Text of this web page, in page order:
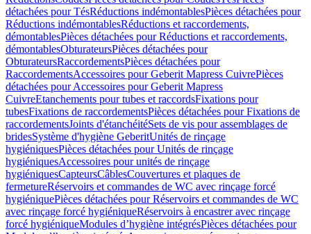
détachées pour TésRéductions indémontablesPièces détachées pour
Réductions indémontablesRéductions et raccordements,
démontablesPièces détachées pour Réductions et raccordements,
démontablesObturateursPièces détachées pour
ObturateursRaccordementsPièces détachées pour
RaccordementsAccessoires pour Geberit Mapress CuivrePièces
détachées pour Accessoires pour Geberit Mapress
CuivreEtanchements pour tubes et raccordsFixations pour
tubesFixations de raccordementsPièces détachées pour Fixations de
raccordementsJoints d'étanchéitéSets de vis pour assemblages de
bridesSystème d'hygiène GeberitUnités de rinçage
hygiéniquesPièces détachées pour Unités de rinçage
hygiéniquesAccessoires pour unités de rinçage
hygiéniquesCapteursCâblesCouvertures et plaques de
fermetureRéservoirs et commandes de WC avec rinçage forcé
hygiéniquePièces détachées pour Réservoirs et commandes de WC
avec rinçage forcé hygiéniqueRéservoirs à encastrer avec rinçage
forcé hygiéniqueModules d’hygiène intégrésPièces détachées pour